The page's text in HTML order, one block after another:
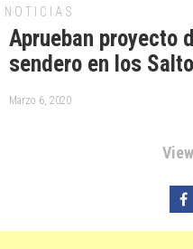
NOTICIAS
Aprueban proyecto
sendero en los
Marzo 6, 2020